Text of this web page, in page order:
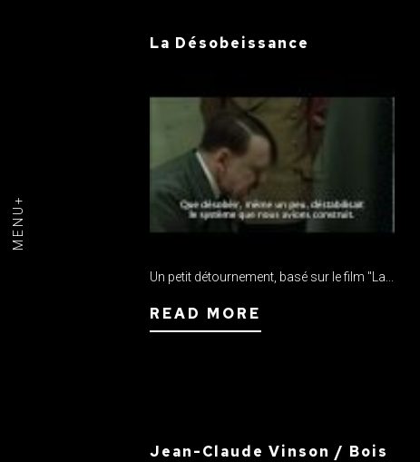
MENU+
La Désobeissance
Un petit détournement, basé sur le film "La...
READ MORE
Jean-Claude Vinson / Bois